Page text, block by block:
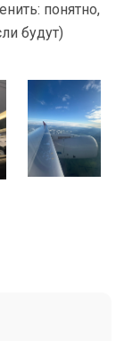
понятно,
будут)